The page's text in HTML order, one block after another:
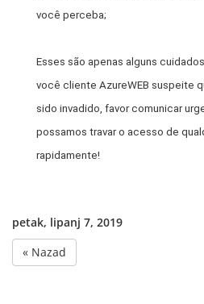
você perceba;
Esses são apenas alguns
você cliente AzureWEB suspeite
sido invadido, favor comunicar
possamos travar o acesso de
rapidamente!
petak, lipanj 7, 2019
« Nazad